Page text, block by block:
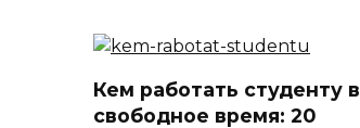
Кем работать студенту в
свободное время: 20